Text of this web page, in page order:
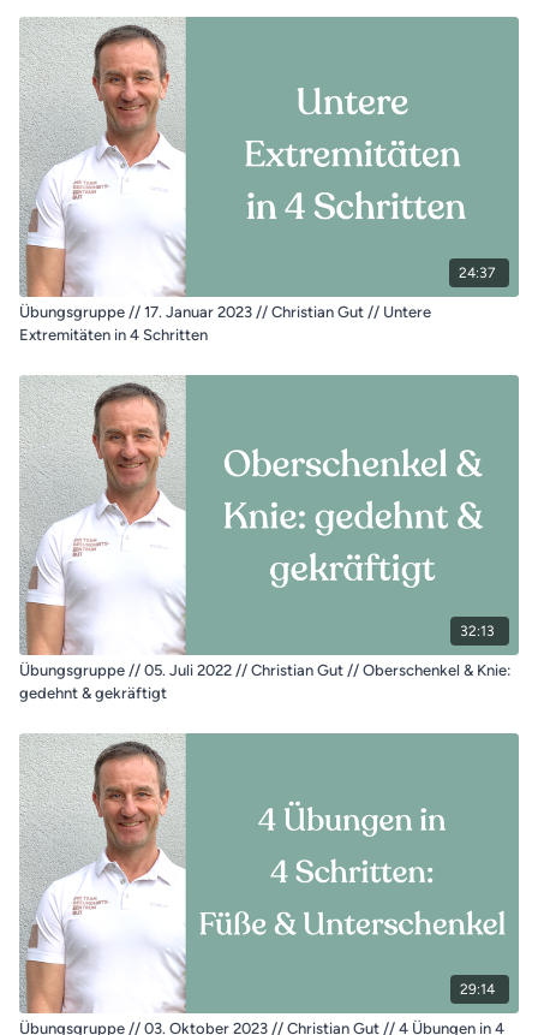
24:37
Übungsgruppe // 17. Januar 2023 // Christian Gut // Untere
Extremitäten in 4 Schritten
32:13
Übungsgruppe // 05. Juli 2022 // Christian Gut // Oberschenkel & Knie:
gedehnt & gekräftigt
29:14
Übungsgruppe // 03. Oktober 2023 // Christian Gut // 4 Übungen in 4